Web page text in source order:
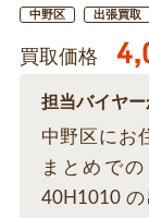
中野区 出張買取
買取価格
担当バイヤ
中野区にお
まとめで
40H1010